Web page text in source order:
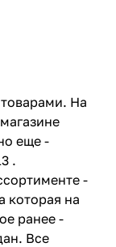
На
еще -
.
-
которая на
ранее -
Все